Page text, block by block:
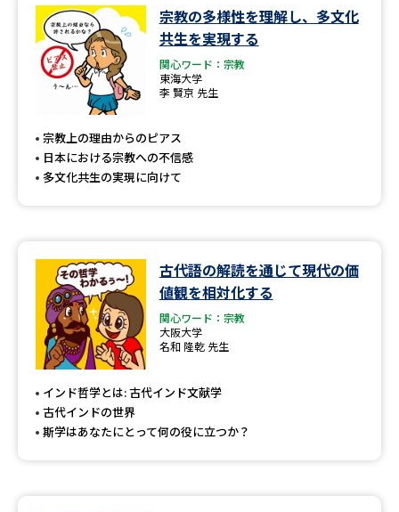
高等学校（情報）教員資格認定
大学で学べる内容や特徴を調べる
データサイエンス特集 奨学金・特待生制度特集
デジタルパンフレット
新学年スタート号特集ページ
（高3生用）
（高2生用）
SELFBRAND特集ページ
宗教の多様性を理解し、多文化
共生を実現する
関心ワード：宗教
東海大学
李 賢京 先生
宗教上の理由からのピアス
日本における宗教への不信感
多文化共生の実現に向けて
古代語の解読を通じて現代の価
値観を相対化する
関心ワード：宗教
大阪大学
名和 隆乾 先生
インド哲学とは: 古代インド文献学
古代インドの世界
斯学はあなたにとって何の役に立つか？